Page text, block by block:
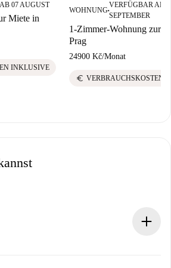
07 AUGUST
Miete in
INKLUSIVE
WOHNUNG■
VERFÜGBAR AB
SEPTEMBER
1-Zimmer-Wohnung zur
Prag
24900 Kč/Monat
euro VERBRAUCHSKOSTEN